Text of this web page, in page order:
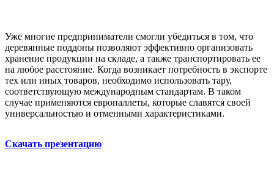
Уже многие предприниматели смогли убедиться в том, что
деревянные поддоны позволяют эффективно организовать
хранение продукции на складе, а также транспортировать ее
на любое расстояние. Когда возникает потребность в экспорте
тех или иных товаров, необходимо использовать тару,
соответствующую международным стандартам. В таком
случае применяются европаллеты, которые славятся своей
универсальностью и отменными характеристиками.
Скачать презентацию